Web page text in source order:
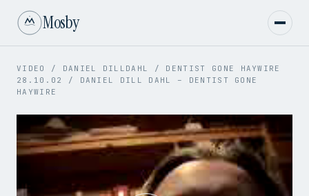
Mosby
VIDEO / DANIEL DILLDAHL / DENTIST GONE HAYWIRE
28.10.02
/
DANIEL DILL DAHL – DENTIST GONE
HAYWIRE